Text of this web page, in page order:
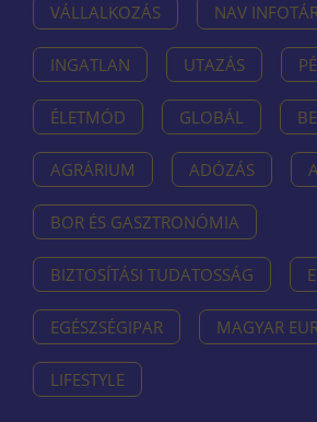
VÁLLALKOZÁS NAV
INGATLAN UTAZÁS
ÉLETMÓD GLOBÁL
AGRÁRIUM ADÓZÁS
BOR ÉS GASZTRONÓMIA
BIZTOSÍTÁSI TUDATOSSÁG
EGÉSZSÉGIPAR MAGYAR
LIFESTYLE